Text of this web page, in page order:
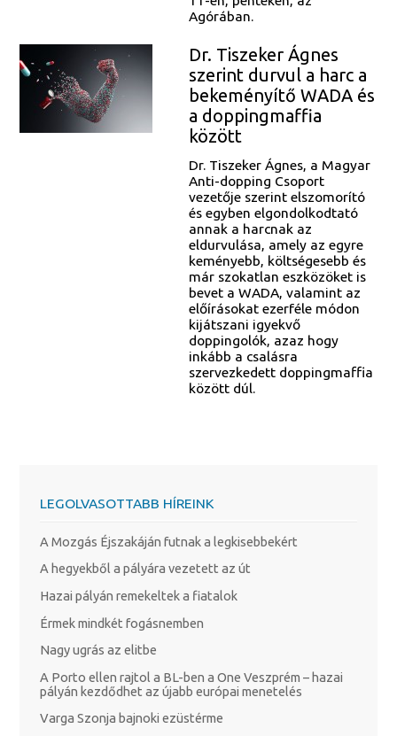
Agórában.
Dr. Tiszeker Ágnes
szerint durvul a harc a
bekeményítő WADA és
a doppingmaffia
között
Dr. Tiszeker Ágnes, a Magyar
Anti-dopping Csoport
vezetője szerint elszomorító
és egyben elgondolkodtató
annak a harcnak az
eldurvulása, amely az egyre
keményebb, költségesebb és
már szokatlan eszközöket is
bevet a WADA, valamint az
előírásokat ezerféle módon
kijátszani igyekvő
doppingolók, azaz hogy
inkább a csalásra
szervezkedett doppingmaffia
között dúl.
LEGOLVASOTTABB HÍREINK
A Mozgás Éjszakáján futnak a legkisebbekért
A hegyekből a pályára vezetett az út
Hazai pályán remekeltek a fiatalok
Érmek mindkét fogásnemben
Nagy ugrás az elitbe
A Porto ellen rajtol a BL-ben a One Veszprém – hazai
pályán kezdődhet az újabb európai menetelés
Varga Szonja bajnoki ezüstérme